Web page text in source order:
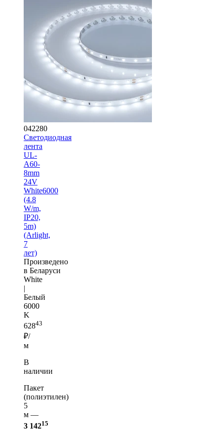
042280
Светодиодная
лента
UL-
A60-
8mm
24V
White6000
(4.8
W/m,
IP20,
5m)
(Arlight,
7
лет)
Произведено
в Беларуси
White
|
Белый
6000
K
62843
₽/
м
В
наличии
Пакет
(полиэтилен)
5
м —
3 14215